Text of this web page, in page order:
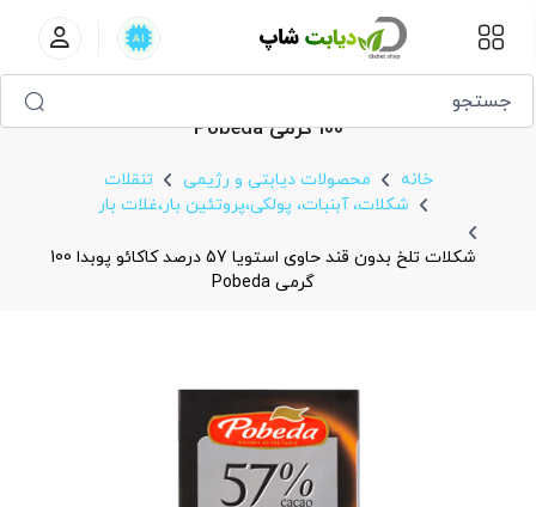
​شکلات تلخ بدون قند حاوی استویا 57 درصد کاکائو پوبدا
100 گرمی Pobeda
خانه محصولات دیابتی و رژیمی
تنقلات
شکلات، آبنبات، پولکی،پروتئین بار،غلات بار
​شکلات تلخ بدون قند حاوی استویا 57 درصد کاکائو پوبدا 100
گرمی Pobeda